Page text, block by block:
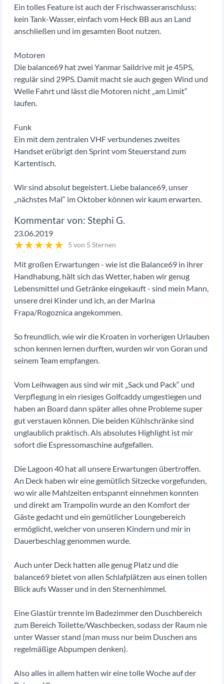
Ein tolles Feature ist auch der Frischwasseranschluss:
kein Tank-Wasser, einfach vom Heck BB aus an Land
anschließen und im gesamten Boot nutzen.
Motoren
Die balance69 hat zwei Yanmar Saildrive mit je 45PS,
regulär sind 29PS. Damit macht sie auch gegen Wind und
Welle Fahrt und lässt die Motoren nicht „am Limit“
laufen.
Funk
Ein mit dem zentralen VHF verbundenes zweites
Handset erübrigt den Sprint vom Steuerstand zum
Kartentisch.
Wir sind absolut begeistert. Liebe balance69, unser
„nächstes Mal“ im Oktober können wir kaum erwarten.
Stephi G.
23.06.2019
★★★★★ 5 von 5 Sternen
Mit großen Erwartungen - wie ist die Balance69 in ihrer
Handhabung, hält sich das Wetter, haben wir genug
Lebensmittel und Getränke eingekauft - sind mein Mann,
unsere drei Kinder und ich, an der Marina
Frapa/Rogoznica angekommen.
So freundlich, wie wir die Kroaten in vorherigen Urlauben
schon kennen lernen durften, wurden wir von Goran und
seinem Team empfangen.
Vom Leihwagen aus sind wir mit „Sack und Pack“ und
Verpflegung in ein riesiges Golfcaddy umgestiegen und
haben an Board dann später alles ohne Probleme super
gut verstauen können. Die beiden Kühlschränke sind
unglaublich praktisch. Als absolutes Highlight ist mir
sofort die Espressomaschine aufgefallen.
Die Lagoon 40 hat all unsere Erwartungen übertroffen.
An Deck haben wir eine gemütlich Sitzecke vorgefunden,
wo wir alle Mahlzeiten entspannt einnehmen konnten
und direkt am Trampolin wurde an den Komfort der
Gäste gedacht und ein gemütlicher Loungebereich
ermöglicht, welcher von unseren Kindern und mir in
Dauerbeschlag genommen wurde.
Auch unter Deck hatten alle genug Platz und die
balance69 bietet von allen Schlafplätzen aus einen tollen
Blick aufs Wasser und in den Sternenhimmel.
Eine Glastür trennte im Badezimmer den Duschbereich
zum Bereich Toilette/Waschbecken, sodass der Raum nie
unter Wasser stand (man muss nur beim Duschen ans
regelmäßige Abpumpen denken).
Also alles in allem hatten wir eine tolle Woche auf der